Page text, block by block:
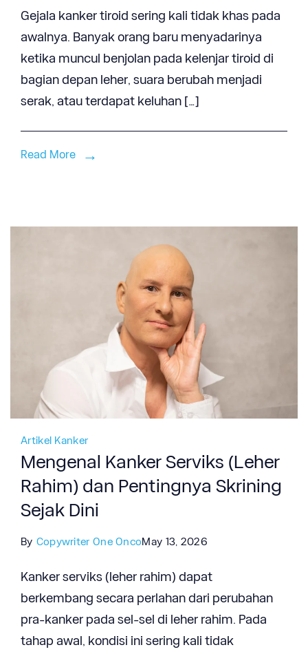
Gejala kanker tiroid sering kali tidak khas pada
awalnya. Banyak orang baru menyadarinya
ketika muncul benjolan pada kelenjar tiroid di
bagian depan leher, suara berubah menjadi
serak, atau terdapat keluhan […]
Read More
Artikel Kanker
Mengenal Kanker Serviks (Leher
Rahim) dan Pentingnya Skrining
Sejak Dini
By Copywriter One OncoMay 13, 2026
Kanker serviks (leher rahim) dapat
berkembang secara perlahan dari perubahan
pra-kanker pada sel-sel di leher rahim. Pada
tahap awal, kondisi ini sering kali tidak